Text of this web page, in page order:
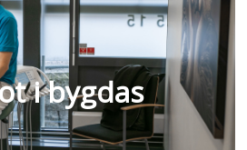
i bygdas